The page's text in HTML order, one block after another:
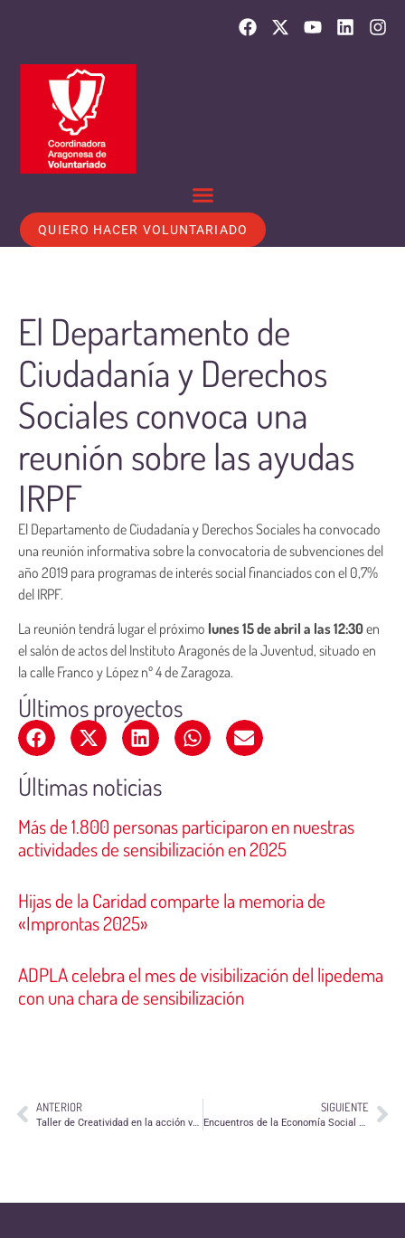
QUIERO HACER VOLUNTARIADO
El Departamento de
Ciudadanía y Derechos
Sociales convoca una
reunión sobre las ayudas
IRPF
El Departamento de Ciudadanía y Derechos Sociales ha convocado
una reunión informativa sobre la convocatoria de subvenciones del
año 2019 para programas de interés social financiados con el 0,7%
del IRPF.
La reunión tendrá lugar el próximo lunes 15de abril a las 12:30en
el salón de actos del Instituto Aragonés de la Juventud, situado en
la calle Franco y López nº 4 de Zaragoza.
Últimos proyectos
Últimas noticias
Más de 1.800 personas participaron en nuestras
actividades de sensibilización en 2025
Hijas de la Caridad comparte la memoria de
«Improntas 2025»
ADPLA celebra el mes de visibilización del lipedema
con una chara de sensibilización
ANTERIOR
Taller de Creatividad en la acción voluntaria en Andorra
SIGUIENTE
Encuentros de la Economía Social y Grupos parlamentarios